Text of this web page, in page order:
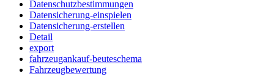
Datenschutzbestimmungen
Datensicherung-einspielen
Datensicherung-erstellen
Detail
export
fahrzeugankauf-beuteschema
Fahrzeugbewertung